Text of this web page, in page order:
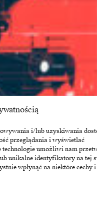
i/lub uzyskiwania
przeglądania i wyświetlać
technologie umożliwi nam
unikalne identyfikatory na tej
wpłynąć na niektóre cechy